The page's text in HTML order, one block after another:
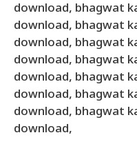
download, bhagwat
download, bhagwat
download, bhagwat
download, bhagwat
download, bhagwat
download, bhagwat
download, bhagwat
download,